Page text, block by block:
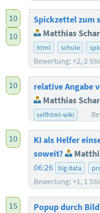
10
10
Spickzettel zum
Matthias
html schule
Bewertung: +2, 2
10
relative Angabe
Matthias
selfhtml-wiki
10
KI als Helfer
soweit?
06:26
big data
Bewertung: +1, 1
15 Popup durch Bild